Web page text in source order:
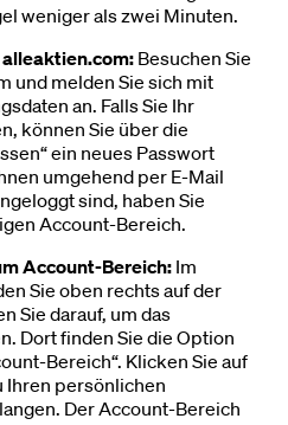
weniger als zwei Minuten.
Besuchen Sie
und melden Sie sich mit
an. Falls Sie Ihr
können Sie über die
ein neues Passwort
umgehend per E-Mail
sind, haben Sie
Account-Bereich.
Account-Bereich: Im
Sie oben rechts auf der
Sie darauf, um das
Dort finden Sie die Option
Bereich“. Klicken Sie auf
Ihren persönlichen
Der Account-Bereich